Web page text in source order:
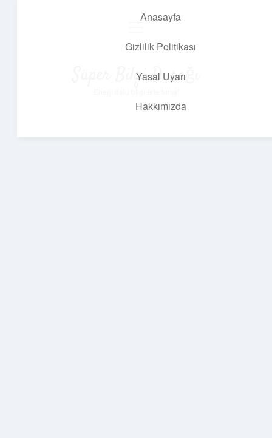
Anasayfa
Gizlilik Politikası
Yasal Uyarı
Hakkımızda
Süper Bilgi Durağı